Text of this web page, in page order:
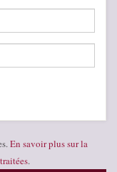
En savoir plus sur la
.